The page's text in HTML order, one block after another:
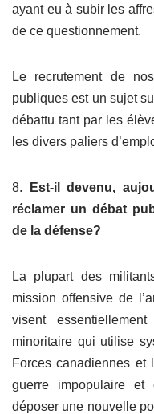
ayant eu à subir les
de ce questionnement.
Le recrutement de
publiques est un sujet
débattu tant par les
les divers paliers
8.
Est-il devenu,
réclamer un débat
de la défense?
La plupart des
mission offensive de
visent
minoritaire qui utilise
Forces canadiennes et
guerre impopulaire
déposer une nouvelle